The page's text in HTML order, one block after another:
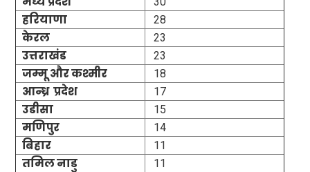
हरियाणा 28
केरल 23
उत्तराखंड 23
जम्मू और कश्मीर 18
आन्ध्र प्रदेश 17
उडीसा 15
मणिपुर 14
बिहार 11
तमिल नाडु 11